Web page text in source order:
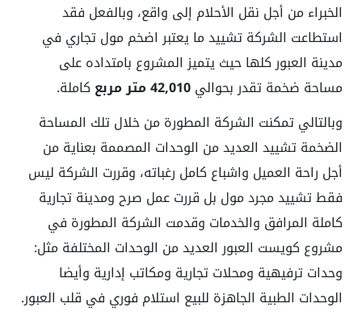
الخبراء من أجل نقل الأحلام إلى واقع، وبالفعل فقد
استطاعت الشركة تشييد ما يعتبر اضخم مول تجاري في
مدينة العبور كلها حيث يتميز المشروع بامتداده على
مساحة ضخمة تقدر بحوالي42,010 متر مربع
كاملة.
وبالتالي تمكنت الشركة المطورة من خلال تلك المساحة
الضخمة تشييد العديد من الوحدات المصممة بعناية من
أجل راحة العميل واشباع كامل رغباته، وقررت الشركة ليس
فقط تشييد مجرد مول بل قررت عمل صرح ومدينة تجارية
كاملة المرافق والخدمات وقدمت الشركة المطورة في
مشروع كويست العبور العديد من الوحدات المختلفة مثل:
وحدات ترفيهية ومحلات تجارية ومكاتب إدارية وأيضا
الوحدات الطبية الجاهزة للبيع استلام فوري في قلب العبور.